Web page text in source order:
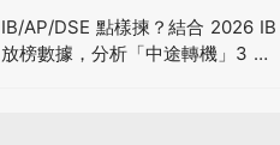
IB/AP/DSE 點樣揀？結合 2026 IB
放榜數據，分析「中途轉機」3 大